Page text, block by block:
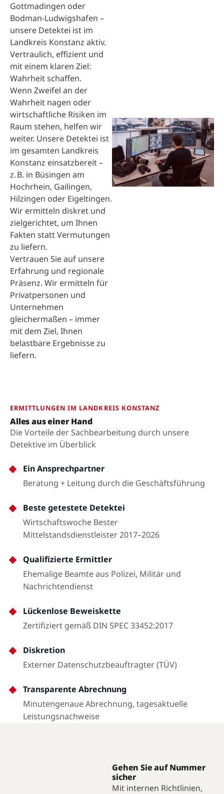
Gottmadingen oder
Bodman-Ludwigshafen –
unsere Detektei ist im
Landkreis Konstanz aktiv.
Vertraulich, effizient und
mit einem klaren Ziel:
Wahrheit schaffen.
Wenn Zweifel an der
Wahrheit nagen oder
wirtschaftliche Risiken im
Raum stehen, helfen wir
weiter. Unsere Detektei ist
im gesamten Landkreis
Konstanz einsatzbereit –
z. B. in Büsingen am
Hochrhein, Gailingen,
Hilzingen oder Eigeltingen.
Wir ermitteln diskret und
zielgerichtet, um Ihnen
Fakten statt Vermutungen
zu liefern.
Vertrauen Sie auf unsere
Erfahrung und regionale
Präsenz. Wir ermitteln für
Privatpersonen und
Unternehmen
gleichermaßen – immer
mit dem Ziel, Ihnen
belastbare Ergebnisse zu
liefern.
ERMITTLUNGEN IM LANDKREIS KONSTANZ
Alles aus einer Hand
Die Vorteile der Sachbearbeitung durch unsere
Detektive im Überblick
Ein Ansprechpartner
Beratung + Leitung durch die Geschäftsführung
Beste getestete Detektei
Wirtschaftswoche Bester
Mittelstandsdienstleister 2017–2026
Qualifizierte Ermittler
Ehemalige Beamte aus Polizei, Militär und
Nachrichtendienst
Lückenlose Beweiskette
Zertifiziert gemäß DIN SPEC 33452:2017
Diskretion
Externer Datenschutzbeauftragter (TÜV)
Transparente Abrechnung
Minutengenaue Abrechnung, tagesaktuelle
Leistungsnachweise
Gehen Sie auf Nummer
sicher
Mit internen Richtlinien,